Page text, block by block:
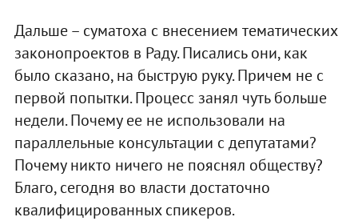
Дальше – суматоха с внесением тематических
законопроектов в Раду. Писались они, как
было сказано, на быструю руку. Причем не с
первой попытки. Процесс занял чуть больше
недели. Почему ее не использовали на
параллельные консультации с депутатами?
Почему никто ничего не пояснял обществу?
Благо, сегодня во власти достаточно
квалифицированных спикеров.